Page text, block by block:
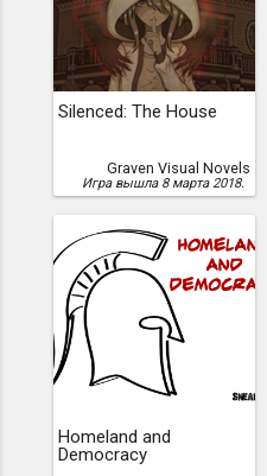
Silenced: The House
Graven Visual Novels
Игра вышла 8 марта 2018.
Homeland and
Democracy